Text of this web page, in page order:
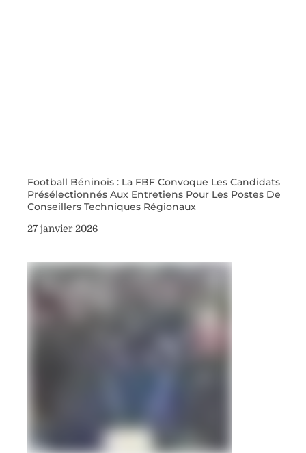
Football Béninois : La FBF Convoque Les Candidats
Présélectionnés Aux Entretiens Pour Les Postes De
Conseillers Techniques Régionaux
27 janvier 2026